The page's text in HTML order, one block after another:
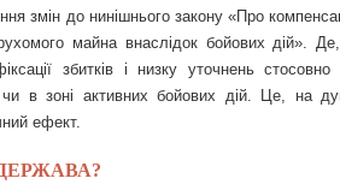
змін до нинішнього закону «Про
майна внаслідок бойових дій».
збитків і низку уточнень
чи в зоні aктивних бойових дій. Це, на
ефект.